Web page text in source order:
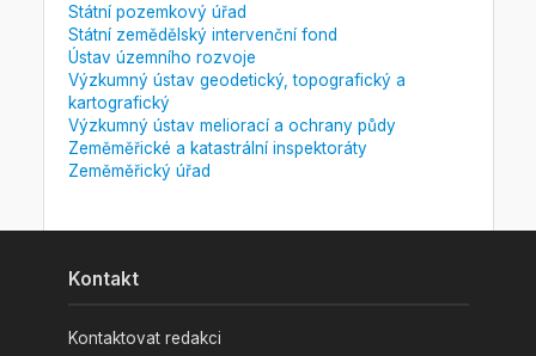
Státní pozemkový úřad
Státní zemědělský intervenční fond
Ústav územního rozvoje
Výzkumný ústav geodetický, topografický a
kartografický
Výzkumný ústav meliorací a ochrany půdy
Zeměměřické a katastrální inspektoráty
Zeměměřický úřad
Kontakt
Kontaktovat redakci